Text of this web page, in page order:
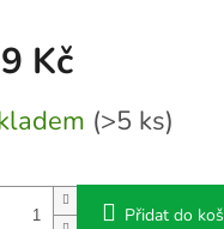
Kč
(>5 ks)
Přidat do